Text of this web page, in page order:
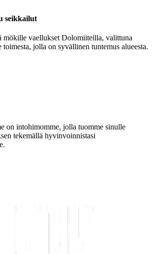
seikkailut
mökille vaellukset Dolomiiteilla, valittuna
jolla on syvällinen tuntemus alueesta.
on intohimomme, jolla tuomme sinulle
tekemällä hyvinvoinnistasi